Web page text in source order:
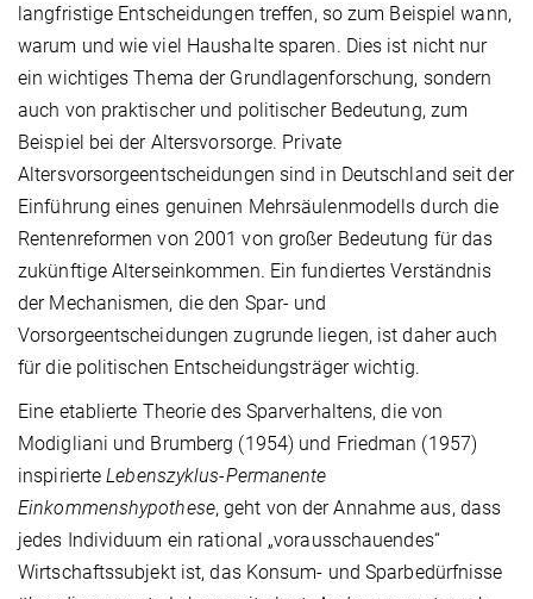
langfristige Entscheidungen treffen, so zum Beispiel wann,
warum und wie viel Haushalte sparen. Dies ist nicht nur
ein wichtiges Thema der Grundlagenforschung, sondern
auch von praktischer und politischer Bedeutung, zum
Beispiel bei der Altersvorsorge. Private
Altersvorsorgeentscheidungen sind in Deutschland seit der
Einführung eines genuinen Mehrsäulenmodells durch die
Rentenreformen von 2001 von großer Bedeutung für das
zukünftige Alterseinkommen. Ein fundiertes Verständnis
der Mechanismen, die den Spar- und
Vorsorgeentscheidungen zugrunde liegen, ist daher auch
für die politischen Entscheidungsträger wichtig.
Eine etablierte Theorie des Sparverhaltens, die von
Modigliani und Brumberg (1954) und Friedman (1957)
inspirierteLebenszyklus-Permanente
Einkommenshypothese, geht von der Annahme aus, dass
jedes Individuum ein rational „vorausschauendes“
Wirtschaftssubjekt ist, das Konsum- und Sparbedürfnisse